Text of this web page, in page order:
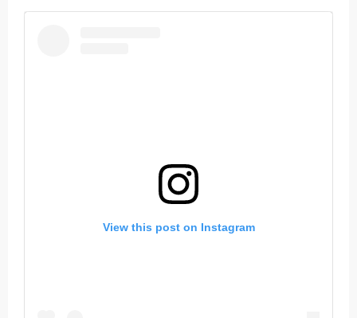
View this post on Instagram